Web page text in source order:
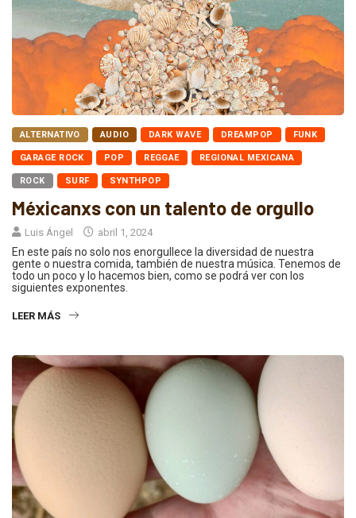
ALTERNATIVO AUDIO DARK WAVE DREAMPOP FUNK
GARAGE ROCK POP REGGAE REGIONAL MEXICANA
ROCK SURF SYNTHPOP
Méxicanxs con un talento de orgullo
Luis Ángel abril 1, 2024
En este país no solo nos enorgullece la diversidad de nuestra
gente o nuestra comida, también de nuestra música. Tenemos de
todo un poco y lo hacemos bien, como se podrá ver con los
siguientes exponentes.
LEER MÁS